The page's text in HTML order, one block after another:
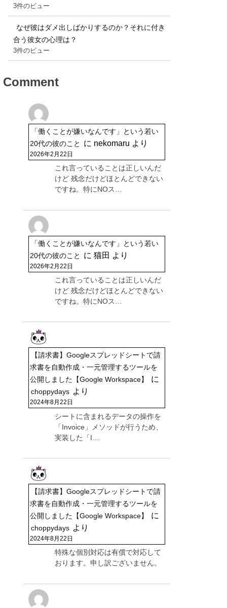
3件のビュー
なぜ彼はダメ出しばかりするのか？それに付き
合う彼女の心理は？
3件のビュー
Comment
「働くことが嫌いなんです」という若い
20代の彼のこと
に nekomaru より
2026年2月22日
これ言っていることは正しいんだ
けど 残念だけどほとんどできない
ですね。特にNOス…
「働くことが嫌いなんです」という若い
20代の彼のこと
に 猫田 より
2026年2月22日
これ言っていることは正しいんだ
けど 残念だけどほとんどできない
ですね。特にNOス…
【請求書】Googleスプレッドシートで請
求書を自動作成・一元管理するツールを
公開しました【Google Workspace】
に
choppydays より
2024年8月22日
シートに含まれるデータの操作を
「Invoice」メソッドが行うため、
実装した「I…
【請求書】Googleスプレッドシートで請
求書を自動作成・一元管理するツールを
公開しました【Google Workspace】
に
choppydays より
2024年8月22日
特殊な個別対応は有償で対応して
おります。申し訳ございません。